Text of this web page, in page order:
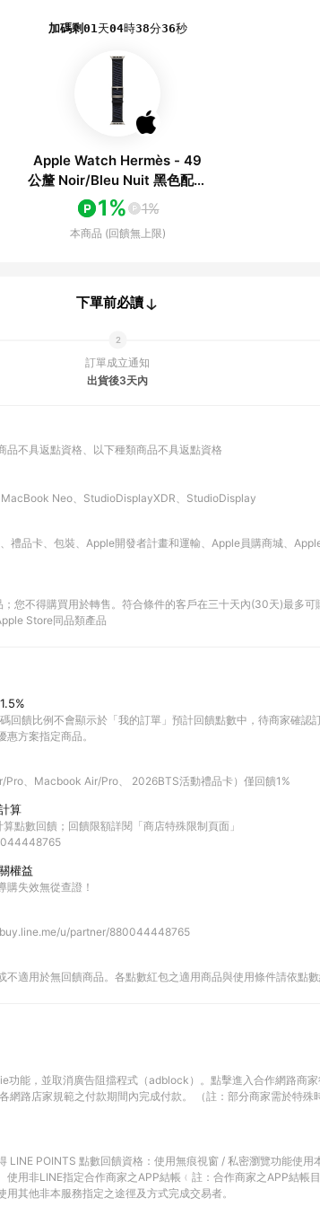
加碼剩01天04時38分36秒
Apple Watch Hermès - 49
公釐 Noir/Bleu Nuit 黑色配午
夜藍色 En Mer 錶帶
1% 1%
本商品 (回饋無上限)
下單前必讀
訂單成立通知
出貨後3天內
品不具返點資格 以下種類商品不具返點資格
Neo、StudioDisplayXDR、StudioDisplay
禮品卡、包裝、Apple開發者計畫和運輸、Apple員購商城、
您不得購買用於轉售。符合條件的客戶在三十天內(30天)最多可
Store同品類產品
回饋比例不會顯示於「我的訂單」預計回饋點數中，待商家確認
方案指定商品。
Pro、Macbook Air/Pro、 2026BTS活動禮品卡）僅回饋1%
算
點數回饋；回饋限額詳閱「商店特殊限制頁面」
權益
購失效無從查證！
u/partner/880044448765
適用於無回饋商品。各點數紅包之適用商品與使用條件請依點數
功能，並取消廣告阻擋程式（adblock）。點擊進入合作網路商
網路店家規範之付款期間內完成付款。 （註：部分商家需於特殊
LINE POINTS 點數回饋資格：使用無痕視窗 / 私密瀏覽功能使用
使用非LINE指定合作商家之APP結帳﹙註：合作商家之APP結帳
用其他非本服務指定之途徑及方式完成交易者。